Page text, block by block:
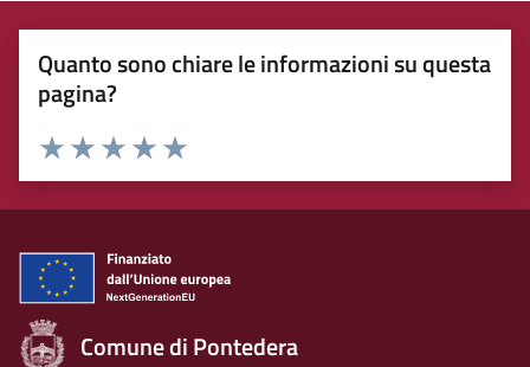
Quanto sono chiare le informazioni su questa
pagina?
Rating:
Valuta 5 stelle su 5
Valuta 4 stelle su 5
Valuta 3 stelle su 5
Valuta 2 stelle su 5
Valuta 1 stelle su 5
Comune di Pontedera